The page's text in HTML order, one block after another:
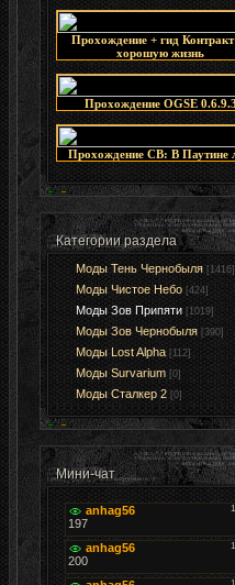
Прохождение + гид Контракт
хорошую жизнь
Прохождение OGSE 0.6.9.3
Прохождение СВ: В Паутине
Категории раздела
Моды Тень Чернобыля [1416]
Моды Чистое Небо [424]
Моды Зов Припяти [1019]
Моды Зов Чернобыля [390]
Моды Lost Alpha [112]
Моды Survarium [0]
Моды Cталкер 2 [0]
Мини-чат